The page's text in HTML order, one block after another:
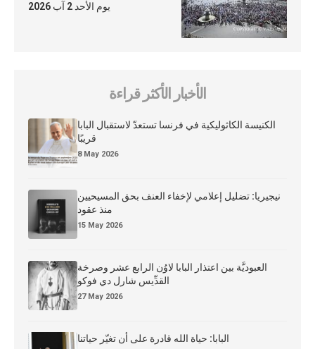
يوم الأحد 2 آب 2026
الأخبار الأكثر قراءة
الكنيسة الكاثوليكية في فرنسا تستعدّ لاستقبال البابا
قريبًا
8 May 2026
نيجيريا: تضليل إعلامي لإخفاء العنف بحق المسيحيين
منذ عقود
15 May 2026
العبوديَّة بين اعتذار البابا لاوُن الرابع عشر وصرخة
القدِّيس شارل دي فوكو
27 May 2026
البابا: حياة الله قادرة على أن تغيّر حياتنا